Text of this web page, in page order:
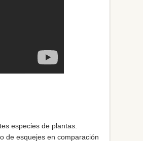
especies de plantas.
de esquejes en comparación